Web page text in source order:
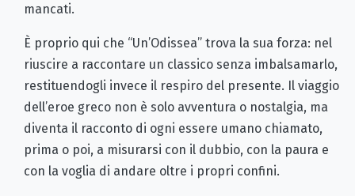
mancati.
È proprio qui che “Un’Odissea” trova la sua forza: nel
riuscire a raccontare un classico senza imbalsamarlo,
restituendogli invece il respiro del presente. Il viaggio
dell’eroe greco non è solo avventura o nostalgia, ma
diventa il racconto di ogni essere umano chiamato,
prima o poi, a misurarsi con il dubbio, con la paura e
con la voglia di andare oltre i propri confini.